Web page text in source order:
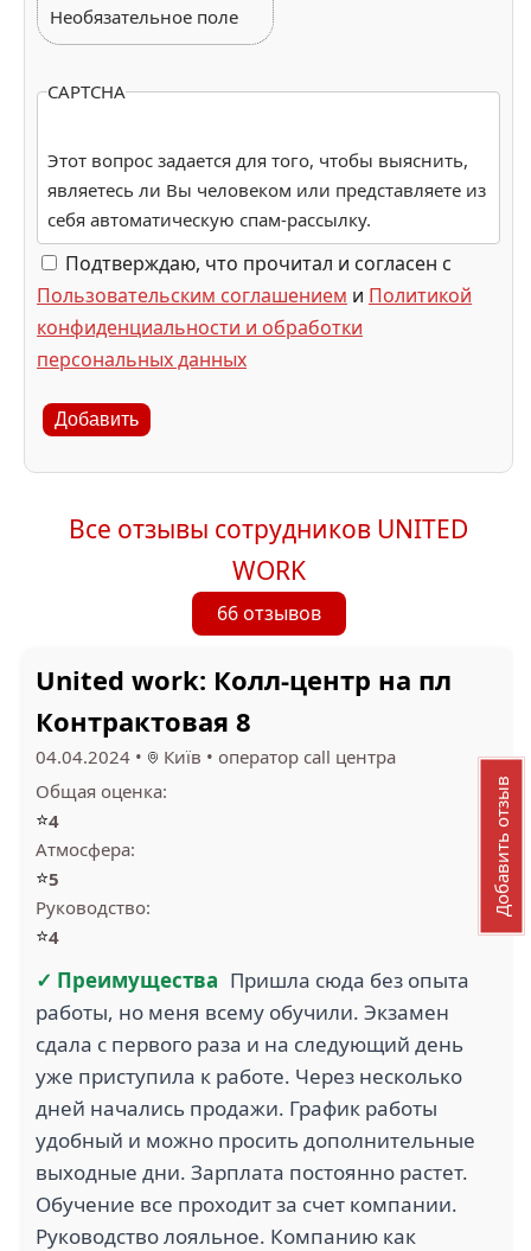
Необязательное поле
CAPTCHA
Этот вопрос задается для того, чтобы выяснить,
являетесь ли Вы человеком или представляете из
себя автоматическую спам-рассылку.
Подтверждаю, что прочитал и согласен с
Пользовательским соглашением и Политикой
конфиденциальности и обработки
персональных данных
Добавить
Все отзывы сотрудников UNITED
WORK
66 отзывов
United work: Колл-центр на пл
Контрактовая 8
04.04.2024 • Київ • оператор call центра
Общая оценка:
⭐4
Атмосфера:
⭐5
Руководство:
⭐4
✓ Преимущества Пришла сюда без опыта
работы, но меня всему обучили. Экзамен
сдала с первого раза и на следующий день
уже приступила к работе. Через несколько
дней начались продажи. График работы
удобный и можно просить дополнительные
выходные дни. Зарплата постоянно растет.
Обучение все проходит за счет компании.
Руководство лояльное. Компанию как
Добавить отзыв